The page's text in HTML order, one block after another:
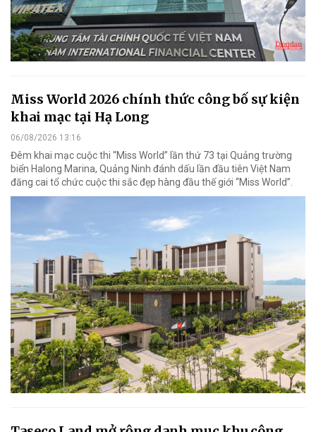
Miss World 2026 chính thức công bố sự kiện
khai mạc tại Hạ Long
06/08/2026 13:16
Đêm khai mạc cuộc thi “Miss World” lần thứ 73 tại Quảng trường
biển Halong Marina, Quảng Ninh đánh dấu lần đầu tiên Việt Nam
đăng cai tổ chức cuộc thi sắc đẹp hàng đầu thế giới “Miss World”.